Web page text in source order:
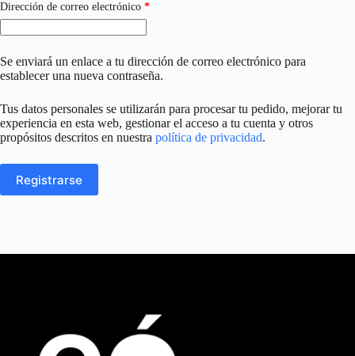
Dirección de correo electrónico *Obligatorio
Se enviará un enlace a tu dirección de correo electrónico para
establecer una nueva contraseña.
Tus datos personales se utilizarán para procesar tu pedido, mejorar tu
experiencia en esta web, gestionar el acceso a tu cuenta y otros
propósitos descritos en nuestra política de privacidad.
Registrarse